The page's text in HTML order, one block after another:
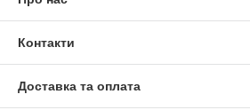
Контакти
Доставка та оплата